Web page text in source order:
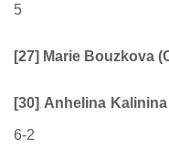
5
[27] Marie Bouzkova
[30] Anhelina
6-2